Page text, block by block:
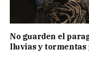
No guarden el
lluvias y tormentas